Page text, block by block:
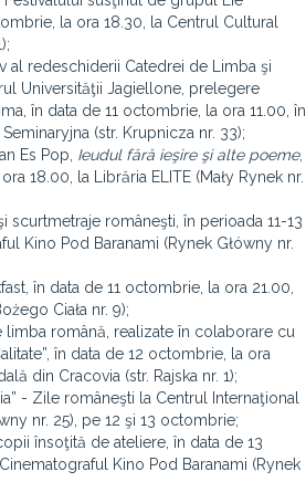
la ora 18.30, la Centrul Cultural
al redeschiderii Catedrei de Limba şi
Universităţii Jagiellone, prelegere
în data de 11 octombrie, la ora 11.00, în
(str. Krupnicza nr. 33);
Es Pop, Ieudul fără ieşire şi alte poeme,
18.00, la Librăria ELITE (Mały Rynek nr.
scurtmetraje româneşti, în perioada 11-13
Kino Pod Baranami (Rynek Główny nr.
în data de 11 octombrie, la ora 21.00,
Ciała nr. 9);
română, realizate în colaborare cu
în data de 12 octombrie, la ora
din Cracovia (str. Rajska nr. 1);
- Zile româneşti la Centrul Internaţional
nr. 25), pe 12 şi 13 octombrie;
însoţită de ateliere, în data de 13
Kino Pod Baranami (Rynek